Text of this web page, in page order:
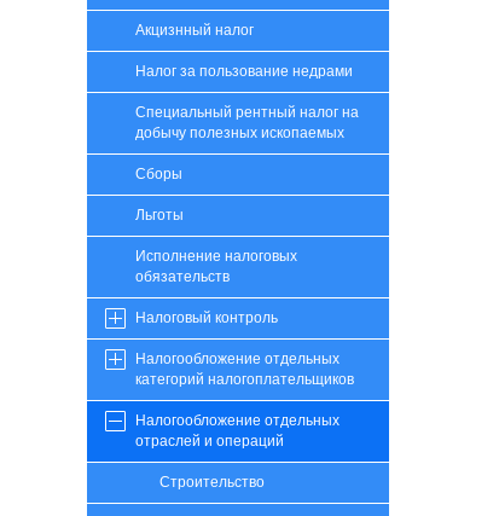
Акцизнный налог
Налог за пользование недрами
Специальный рентный налог на
добычу полезных ископаемых
Сборы
Льготы
Исполнение налоговых
обязательств
Налоговый контроль
Налогообложение отдельных
категорий налогоплательщиков
Налогообложение отдельных
отраслей и операций
Строительство